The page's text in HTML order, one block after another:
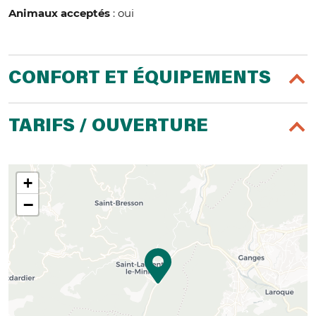
Animaux acceptés : oui
CONFORT ET ÉQUIPEMENTS
TARIFS / OUVERTURE
+
−